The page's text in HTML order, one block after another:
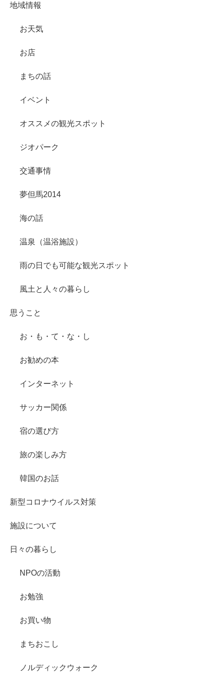
地域情報
お天気
お店
まちの話
イベント
オススメの観光スポット
ジオパーク
交通事情
夢但馬2014
海の話
温泉（温浴施設）
雨の日でも可能な観光スポット
風土と人々の暮らし
思うこと
お・も・て・な・し
お勧めの本
インターネット
サッカー関係
宿の選び方
旅の楽しみ方
韓国のお話
新型コロナウイルス対策
施設について
日々の暮らし
NPOの活動
お勉強
お買い物
まちおこし
ノルディックウォーク